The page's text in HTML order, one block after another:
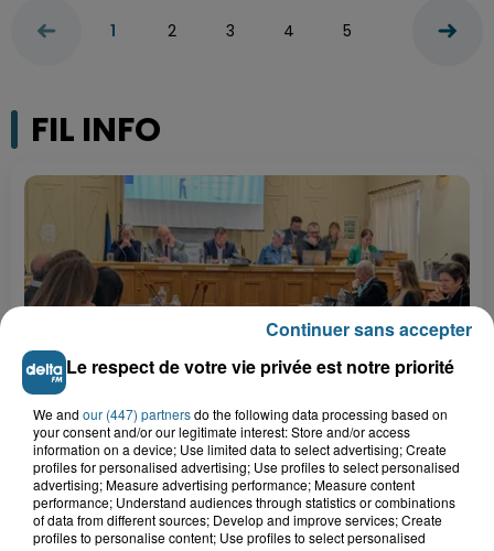
1 2 3 4 5
FIL INFO
7 août 2026
Hazebrouck : bientôt une Maison France
Services "pour rapporter des...
7 août 2026
Inquiétude à Arques : Mathieu, 30 ans,
Le respect de votre vie privée est notre priorité
We and our (447) partnersdo the following data processing based on
your consent and/or our legitimate interest: Store and/or access
information on a device; Use limited data to select advertising; Create
profiles for personalised advertising; Use profiles to select personalised
advertising; Measure advertising performance; Measure content
performance; Understand audiences through statistics or combinations
of data from different sources; Develop and improve services; Create
profiles to personalise content; Use profiles to select personalised
Continuer sans accepter